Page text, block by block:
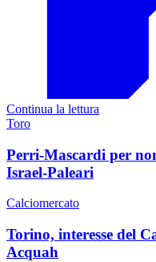
Continua la lettura
Toro
Perri-Mascardi per
Israel-Paleari
Calciomercato
Torino, interesse del
Acquah